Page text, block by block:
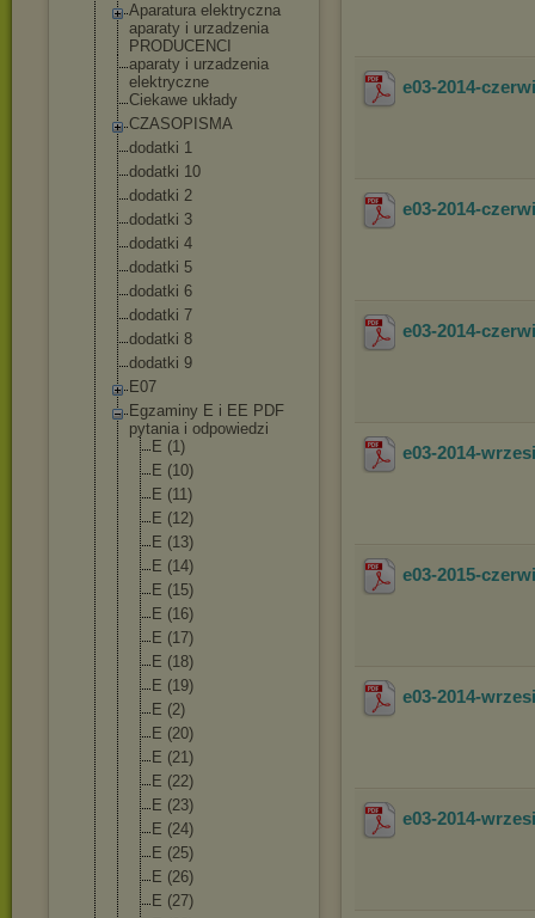
Aparatura elektryczna
aparaty i urzadzenia
PRODUCENCI
aparaty i urzadzenia
elektryczne
Ciekawe układy
CZASOPISMA
dodatki 1
dodatki 10
dodatki 2
dodatki 3
dodatki 4
dodatki 5
dodatki 6
dodatki 7
dodatki 8
dodatki 9
E07
Egzaminy E i EE PDF
pytania i odpowiedzi
E (1)
E (10)
E (11)
E (12)
E (13)
E (14)
E (15)
E (16)
E (17)
E (18)
E (19)
E (2)
E (20)
E (21)
E (22)
E (23)
E (24)
E (25)
E (26)
E (27)
e03-2014-
e03-2014-
e03-2014-
e03-2014-
e03-2015-
e03-2014-
e03-2014-